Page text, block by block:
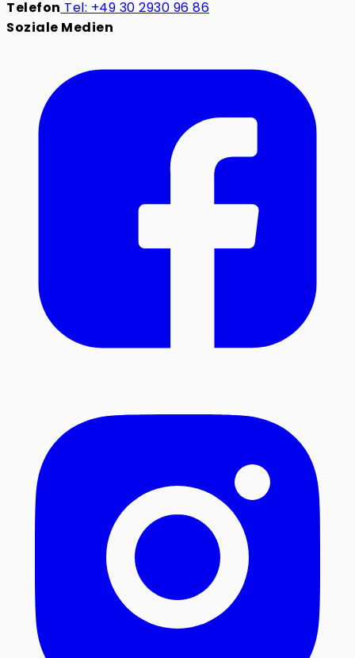
Telefon Tel: +49 30 2930 96 86
Soziale Medien